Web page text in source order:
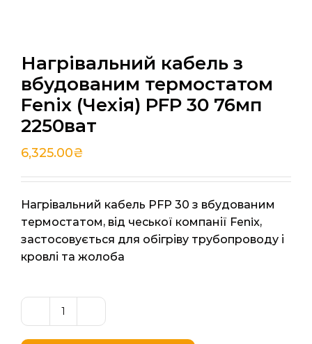
Нагрівальний кабель з
вбудованим термостатом
Fenix (Чехія) PFP 30 76мп
2250ват
6,325.00₴
Нагрівальний кабель PFP 30 з вбудованим
термостатом, від чеської компанії Fenix,
застосовується для обігріву трубопроводу і
кровлі та жолоба
Нагрівальний
кабель